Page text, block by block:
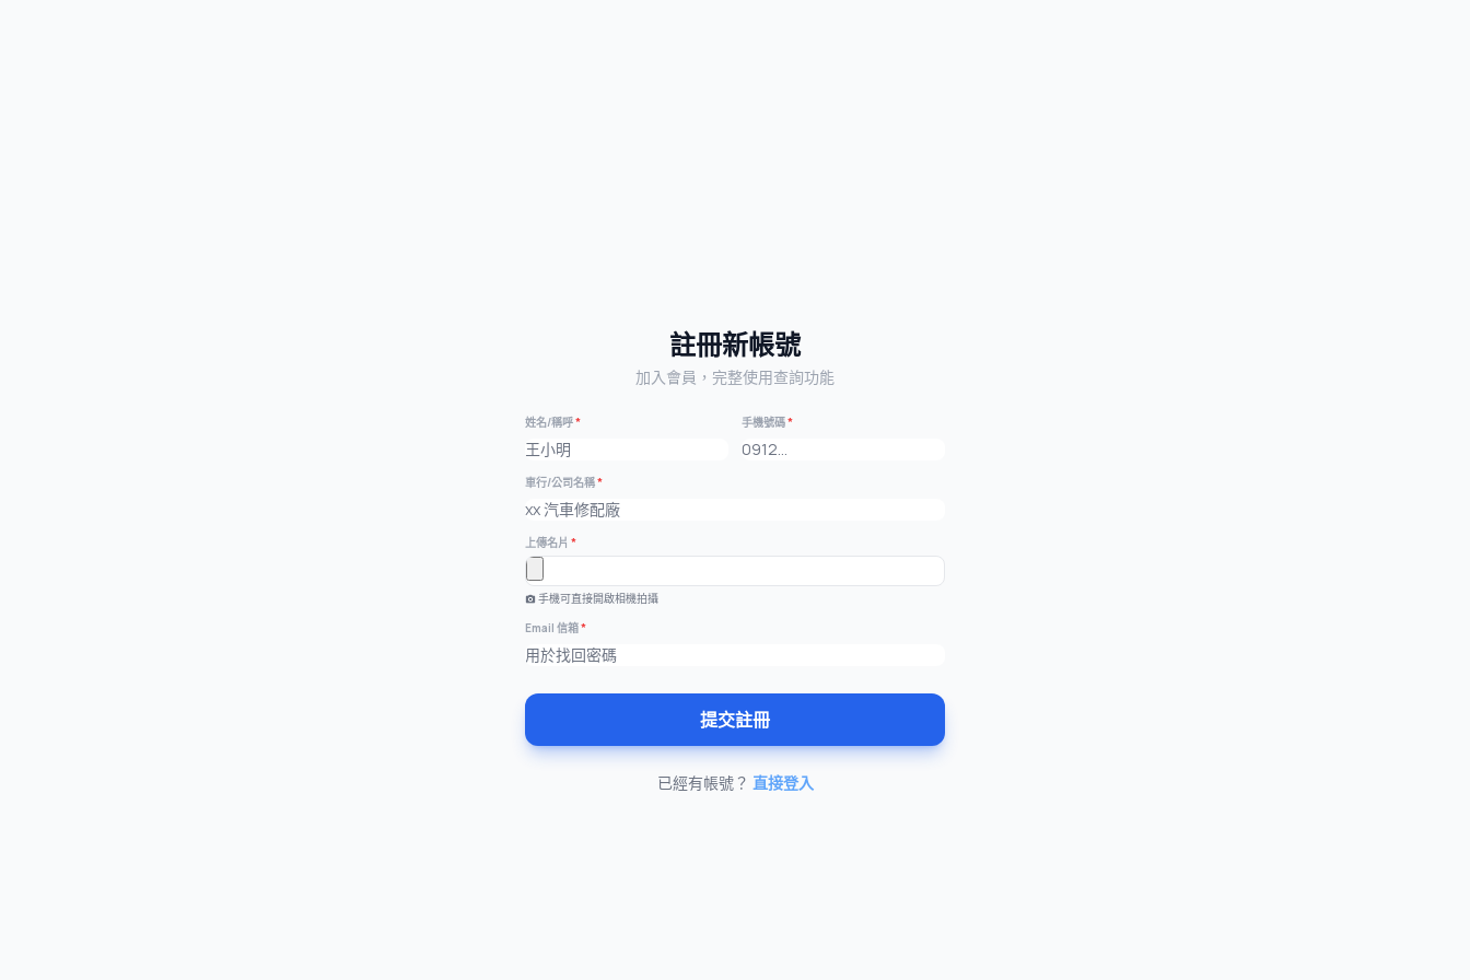
註冊新帳號
加入會員，完整使用查詢功能
姓名/稱呼* 手機號碼*
車行/公司名稱*
上傳名片 *
photo_camera 手機可直接開啟相機拍攝
Email 信箱*
提交註冊
已經有帳號？ 直接登入